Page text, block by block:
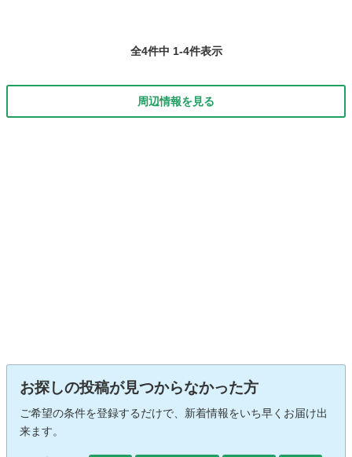
全4件中 1-4件表示
周辺情報を見る
お探しの投稿が見つからなかった方
ご希望の条件を登録するだけで、新着情報をいち早くお届け出
来ます。